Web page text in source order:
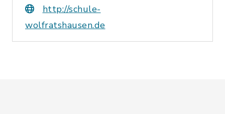
http://schule-
wolfratshausen.de